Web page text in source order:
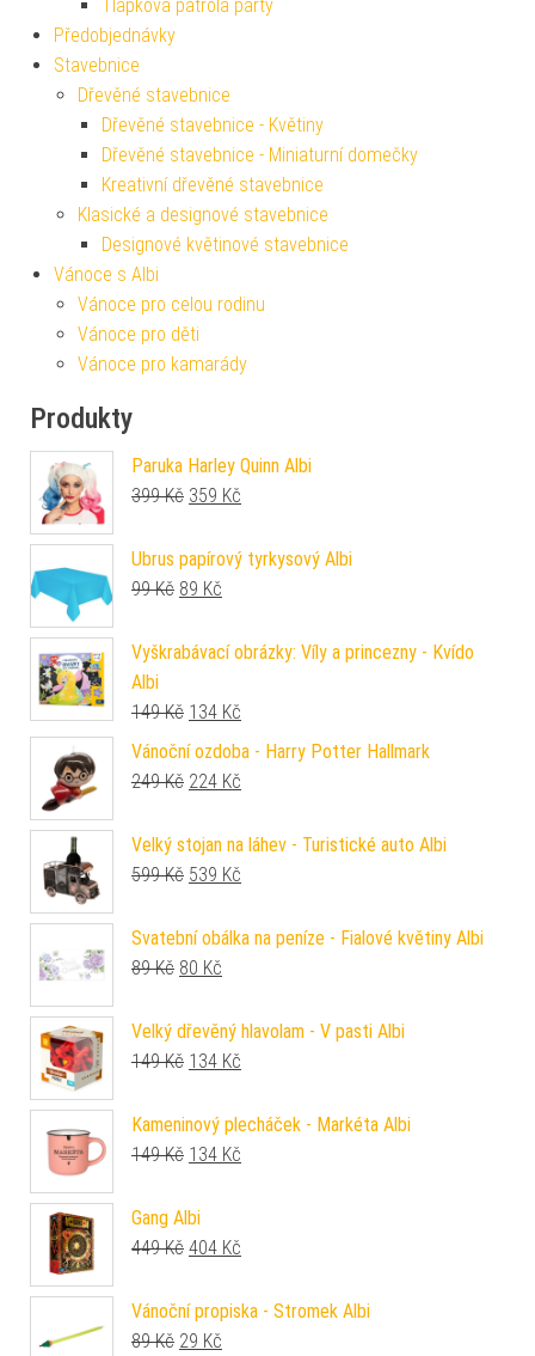
Tlapková patrola párty
Předobjednávky
Stavebnice
Dřevěné stavebnice
Dřevěné stavebnice - Květiny
Dřevěné stavebnice - Miniaturní domečky
Kreativní dřevěné stavebnice
Klasické a designové stavebnice
Designové květinové stavebnice
Vánoce s Albi
Vánoce pro celou rodinu
Vánoce pro děti
Vánoce pro kamarády
Produkty
Paruka Harley Quinn Albi
399Kč Původní cena byla: 399 Kč.
359 Kč
Ubrus papírový tyrkysový Albi
99Kč Původní cena byla: 99 Kč.
89 Kč
Vyškrabávací obrázky: Víly a princezny - Kvído
Albi
149Kč Původní cena byla: 149 Kč.
134 Kč
Vánoční ozdoba - Harry Potter Hallmark
249Kč Původní cena byla: 249 Kč.
224 Kč
Velký stojan na láhev - Turistické auto Albi
599Kč Původní cena byla: 599 Kč.
539 Kč
Svatební obálka na peníze - Fialové květiny Albi
89Kč Původní cena byla: 89 Kč.
80 Kč
Velký dřevěný hlavolam - V pasti Albi
149Kč Původní cena byla: 149 Kč.
134 Kč
Kameninový plecháček - Markéta Albi
149Kč Původní cena byla: 149 Kč.
134 Kč
Gang Albi
449Kč Původní cena byla: 449 Kč.
404 Kč
Vánoční propiska - Stromek Albi
89Kč Původní cena byla: 89 Kč.
29 Kč